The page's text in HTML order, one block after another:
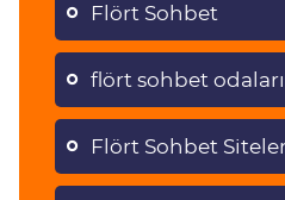
Flört Sohbet
flört sohbet odaları
Flört Sohbet